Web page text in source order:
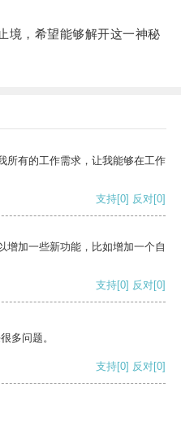
，希望能够解开这一神秘
所有的工作需求，让我能够在工作
支持[0] 反对[0]
增加一些新功能，比如增加一个自
支持[0] 反对[0]
多问题。
支持[0] 反对[0]